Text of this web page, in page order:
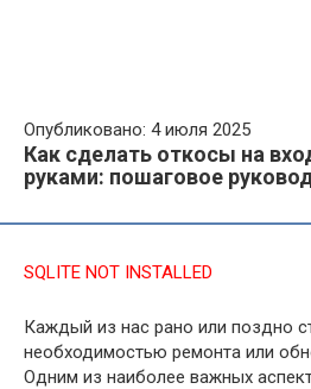
Опубликовано: 4 июля 2025
Как сделать откосы на
руками: пошаговое
SQLITE NOT INSTALLED
Каждый из нас рано или поздно
необходимостью ремонта или
Одним из наиболее важных